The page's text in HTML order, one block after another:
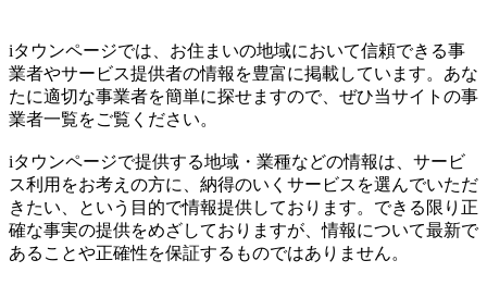
iタウンページでは、お住まいの地域において信頼できる事
業者やサービス提供者の情報を豊富に掲載しています。あな
たに適切な事業者を簡単に探せますので、ぜひ当サイトの事
業者一覧をご覧ください。
iタウンページで提供する地域・業種などの情報は、サービ
ス利用をお考えの方に、納得のいくサービスを選んでいただ
きたい、という目的で情報提供しております。できる限り正
確な事実の提供をめざしておりますが、情報について最新で
あることや正確性を保証するものではありません。